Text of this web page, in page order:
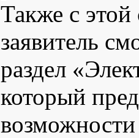
Также с
заявитель
раздел
который